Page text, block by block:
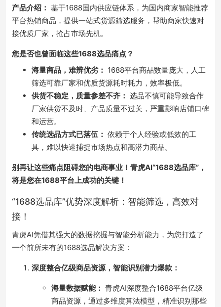
产品介绍： 基于1688国内供应链体系，为国内商家智能推荐
平台热销商品，提供一站式货源筛选服务，帮助商家快速对
接优质厂家，抢占市场先机。
您是否也曾面临这些1688选品痛点？
海量商品，难辨优劣： 1688平台商品数量庞大，人工
筛选可靠厂家和优质货源耗时耗力，效率极低。
供货不稳定，质量参差不齐： 选品不慎可能导致合作
厂家供货不及时、产品质量不过关，严重影响店铺口碑
和运营。
传统选品方式已落伍： 依赖于个人经验或低效的工
具，难以快速捕捉市场热点和高潜力商品。
别再让这些痛点阻碍您的电商事业！青虎AI“1688选品库”，
将是您在1688平台上成功的关键！
“1688选品库”优势深度解析：智能筛选，高效对
接！
青虎AI凭借其强大的数据挖掘与智能分析能力，为您打造了
一个前所未有的1688选品解决方案：
深度整合亿级商品资源，智能识别潜力爆款：
海量数据赋能： 青虎AI深度整合1688平台亿级
商品资源，通过多维度算法模型，精准识别那些